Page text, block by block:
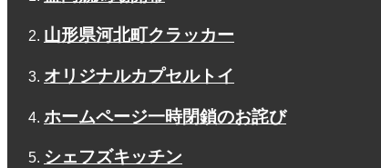
山形県河北町クラッカー
オリジナルカプセルトイ
ホームページ一時閉鎖のお詫び
シェフズキッチン